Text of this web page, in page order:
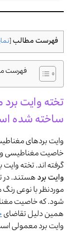
فهرست مطالب[
فهرست
تخته وایت
ساخته شده
وایت بردهای
خاصیت مغناطیسی و
گرفته اند. تخته وایت
وایت برد هستند. در
موردنظر با نوعی
شود. که خاصیت
همین دلیل تقاضای
وایت برد معمولی